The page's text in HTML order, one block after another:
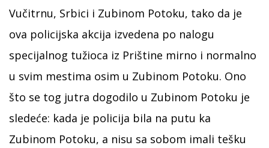
Vučitrnu, Srbici i Zubinom Potoku, tako da je
ova policijska akcija izvedena po nalogu
specijalnog tužioca iz Prištine mirno i normalno
u svim mestima osim u Zubinom Potoku. Ono
što se tog jutra dogodilo u Zubinom Potoku je
sledeće: kada je policija bila na putu ka
Zubinom Potoku, a nisu sa sobom imali tešku